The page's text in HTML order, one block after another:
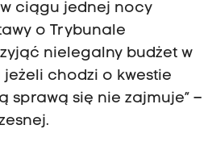
w ciągu jednej nocy
o Trybunale
nielegalny budżet w
jeżeli chodzi o kwestie
sprawą się nie zajmuje” –